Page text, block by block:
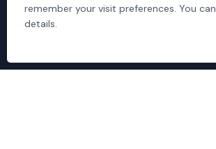
CORPORATE
remember your visit preferences. You can
details.